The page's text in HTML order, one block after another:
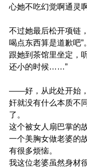
心她不吃幻觉啊通灵
不过她最后松开项链
喝点东西算是道歉吧
跟她到茶馆里坐定，
还小的时候……”
——好，从此处开始
奸就没有什么本质不
了。
这个被女人扇巴掌的
一个美胸女做老婆的
有很多烦恼。
我这位老婆虽然身材